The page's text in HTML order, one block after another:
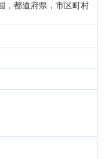
，都道府県，市区町村